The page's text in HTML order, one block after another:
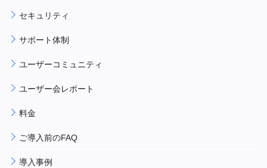
セキュリティ
サポート体制
ユーザーコミュニティ
ユーザー会レポート
料金
ご導入前のFAQ
導入事例